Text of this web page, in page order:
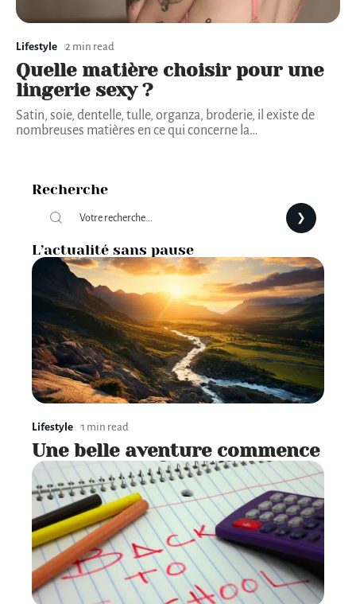
Lifestyle 2 min read
Quelle matière choisir pour une
lingerie sexy ?
Satin, soie, dentelle, tulle, organza, broderie, il existe de
nombreuses matières en ce qui concerne la…
Recherche
L’actualité sans pause
Lifestyle 1 min read
Une belle aventure commence